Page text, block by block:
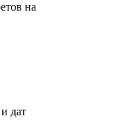
на
дат